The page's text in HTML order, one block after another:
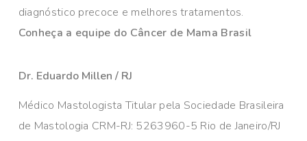
diagnóstico precoce e melhores tratamentos.
Conheça a equipe do Câncer de Mama Brasil
Dr. Eduardo Millen / RJ
Médico Mastologista Titular pela Sociedade Brasileira
de Mastologia CRM-RJ: 5263960-5 Rio de Janeiro/RJ